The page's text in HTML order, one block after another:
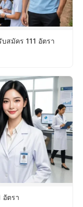
สมัคร 111 อัตรา
อัตรา